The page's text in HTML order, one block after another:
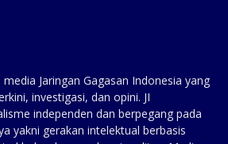
Jaringan Gagasan Indonesia yang
investigasi, dan opini. JI
independen dan berpegang pada
yakni gerakan intelektual berbasis